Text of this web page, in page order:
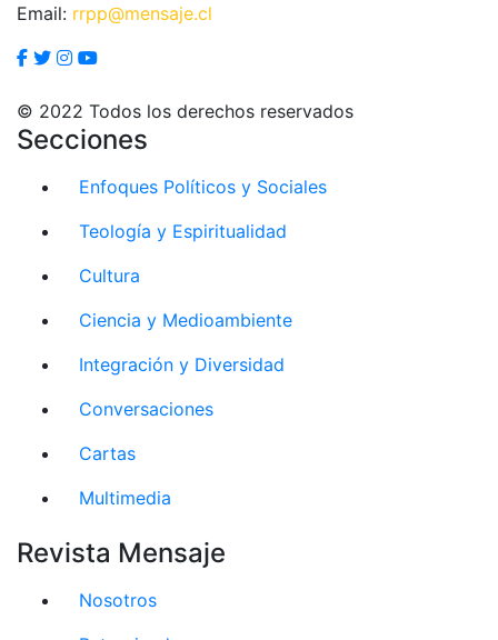
Email: rrpp@mensaje.cl
© 2022 Todos los derechos reservados
Secciones
Enfoques Políticos y Sociales
Teología y Espiritualidad
Cultura
Ciencia y Medioambiente
Integración y Diversidad
Conversaciones
Cartas
Multimedia
Revista Mensaje
Nosotros